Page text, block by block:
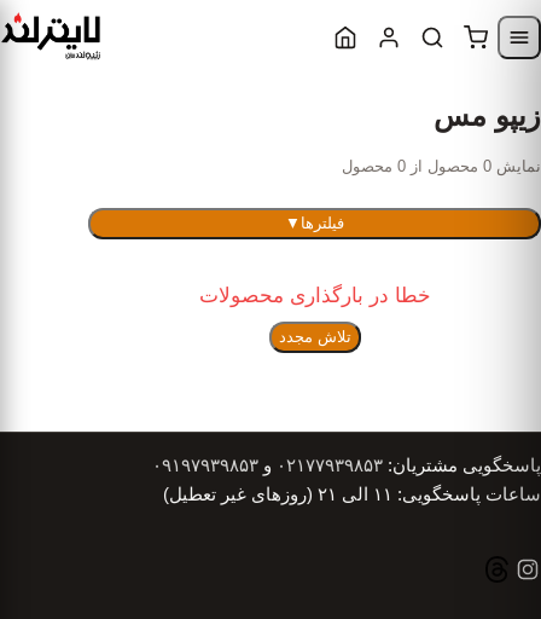
Skip to navigation
زیپو مس
نمایش 0 محصول از 0 محصول
فیلترها ▼
خطا در بارگذاری محصولات
تلاش مجدد
پاسخگویی مشتریان: ۰۲۱۷۷۹۳۹۸۵۳ و ۰۹۱۹۷۹۳۹۸۵۳
ساعات پاسخگویی: ۱۱ الی ۲۱ (روزهای غیر تعطیل)